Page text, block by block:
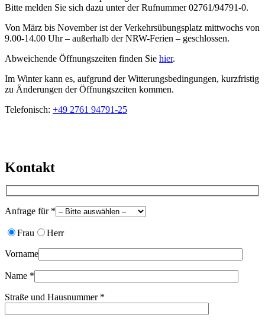
Bitte melden Sie sich dazu unter der Rufnummer 02761/94791-0.
Von März bis November ist der Verkehrsübungsplatz mittwochs von
9.00-14.00 Uhr – außerhalb der NRW-Ferien – geschlossen.
Abweichende Öffnungszeiten finden Sie hier.
Im Winter kann es, aufgrund der Witterungsbedingungen, kurzfristig
zu Änderungen der Öffnungszeiten kommen.
Telefonisch: +49 2761 94791-25
Kontakt
Anfrage für *
Frau Herr
Vorname
Name *
Straße und Hausnummer *